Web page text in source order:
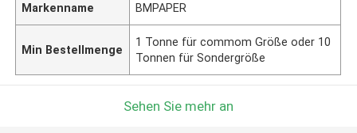
Markenname BMPAPER
Min Bestellmenge
1 Tonne für commom Größe oder 10
Tonnen für Sondergröße
Sehen Sie mehr an